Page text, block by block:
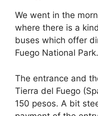
We went in the
where there is a
buses which offer
Fuego National Park.
The entrance and
Tierra del Fuego
150 pesos. A bit